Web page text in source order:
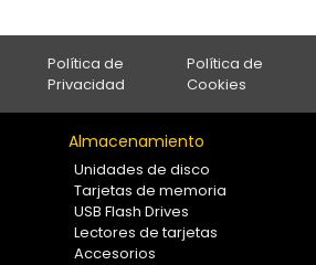
Política de
Privacidad
Política de
Cookies
Almacenamiento
Unidades de disco
Tarjetas de memoria
USB Flash Drives
Lectores de tarjetas
Accesorios